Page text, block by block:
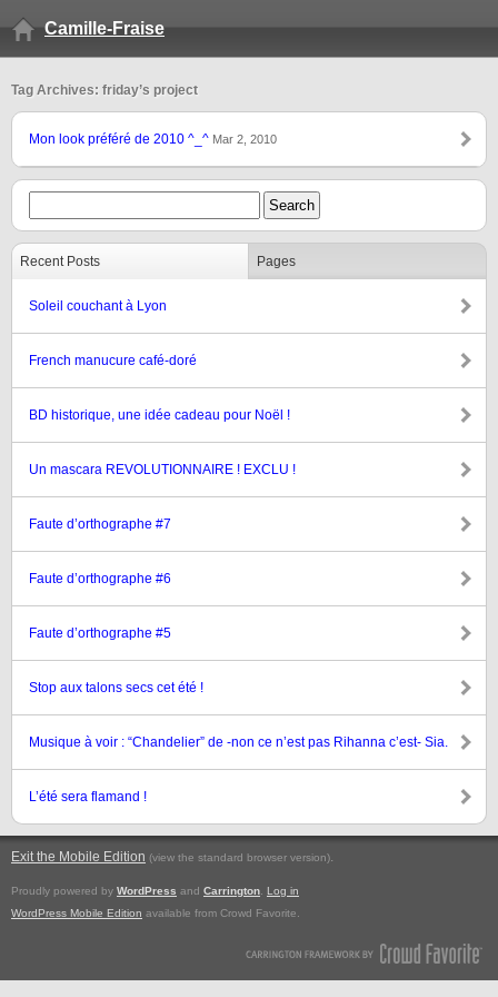
Camille-Fraise
Tag Archives: friday’s project
Mon look préféré de 2010 ^_^ Mar 2, 2010
Recent Posts Pages
Soleil couchant à Lyon
French manucure café-doré
BD historique, une idée cadeau pour Noël !
Un mascara REVOLUTIONNAIRE ! EXCLU !
Faute d’orthographe #7
Faute d’orthographe #6
Faute d’orthographe #5
Stop aux talons secs cet été !
Musique à voir : “Chandelier” de -non ce n’est pas Rihanna c’est- Sia.
L’été sera flamand !
Exit the Mobile Edition (view the standard browser version).
Proudly powered by WordPress and Carrington
Log in
WordPress Mobile Edition available from Crowd Favorite.